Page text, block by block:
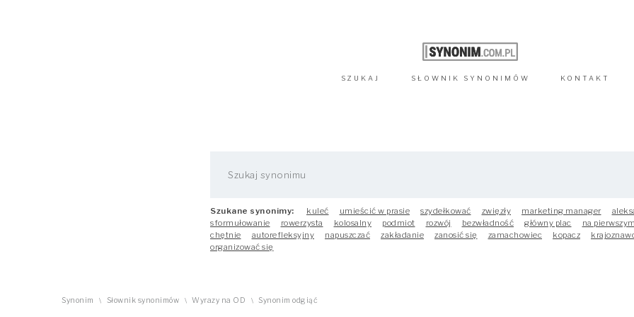
SZUKAJ SŁOWNIK SYNONIMÓW KONTAKT
Szukane synonimy: kuleć umieścić w prasie szydełkować zwięzły marketing manager
sformułowanie
rowerzysta kolosalny podmiot rozwój bezwładność główny plac na
chętnie
autorefleksyjny napuszczać zakładanie zanosić się zamachowiec kopacz
organizować się
Synonim \ Słownik synonimów \ Wyrazy na OD \ Synonim odgiąć